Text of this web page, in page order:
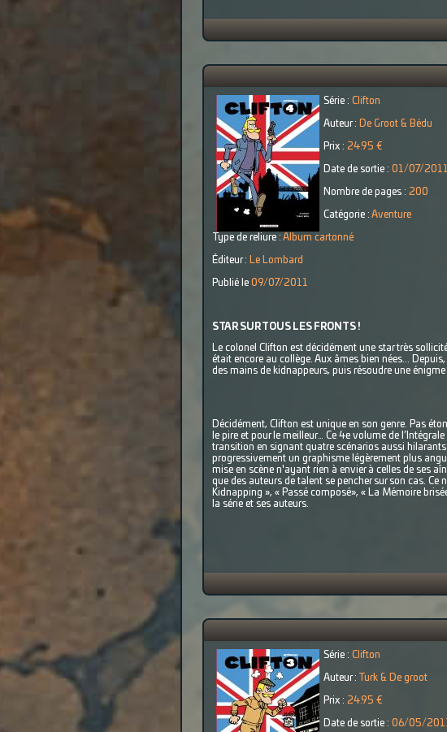
Série : Clifton
Auteur : De Groot & Bédu
Prix : 24.95 €
Date de sortie : 01/07/2011
Nombre de pages : 200
Catégorie : Aventure
Type de reliure : Album cartonné
Éditeur : Le Lombard
Publié le 09/07/2011
STAR SUR TOUS LES FRONTS !
Le colonel Clifton est décidément une star très
était encore au collège. Aux âmes bien nées...
des mains de kidnappeurs, puis résoudre une
Décidément, Clifton est unique en son genre. Pas
le pire et pour le meilleur… Ce 4e volume de
transition en signant quatre scénarios aussi
progressivement un graphisme légèrement plus
mise en scène n'ayant rien à envier à celles de ses
que des auteurs de talent se pencher sur son cas.
Kidnapping », « Passé composé», « La Mémoire
la série et ses auteurs.
Série : Clifton
Auteur : Turk & De groot
Prix : 24.95 €
Date de sortie : 06/05/2011